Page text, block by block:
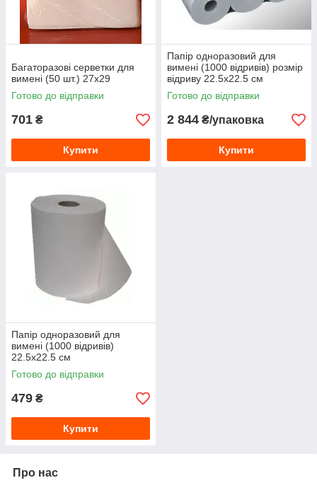
Багаторазові серветки для
вимені (50 шт.) 27х29
Готово до відправки
701 ₴
Купити
Папір одноразовий для
вимені (1000 відривів) розмір
відриву 22.5х22.5 см
Готово до відправки
2 844 ₴/упаковка
Купити
Папір одноразовий для
вимені (1000 відривів)
22.5х22.5 см
Готово до відправки
479 ₴
Купити
Про нас